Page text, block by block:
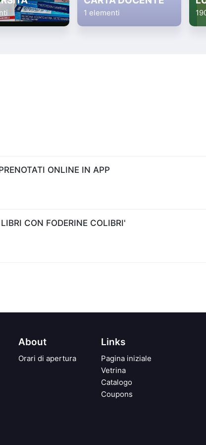
1 elementi
ONLINE IN APP
CON FODERINE COLIBRI'
About
Orari di apertura
Links
Pagina iniziale
Vetrina
Catalogo
Coupons